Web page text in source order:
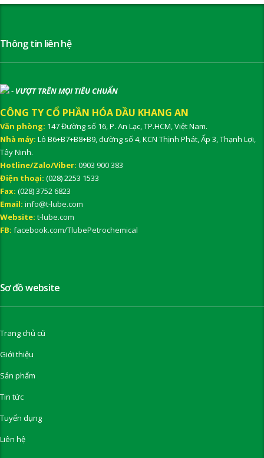
Thông tin liên hệ
- VƯỢT TRÊN MỌI TIÊU CHUẨN
CÔNG TY CỔ PHẦN HÓA DẦU KHANG AN
Văn phòng: 147 Đường số 16, P. An Lạc, TP.HCM, Việt Nam.
Nhà máy: Lô B6+B7+B8+B9, đường số 4, KCN Thịnh Phát, Ấp 3, Thạnh Lợi,
Tây Ninh.
Hotline/Zalo/Viber: 0903 900 383
Điện thoại: (028) 2253 1533
Fax: (028) 3752 6823
Email: info@t-lube.com
Website: t-lube.com
FB: facebook.com/TlubePetrochemical
Sơ đồ website
Trang chủ cũ
Giới thiệu
Sản phẩm
Tin tức
Tuyển dụng
Liên hệ